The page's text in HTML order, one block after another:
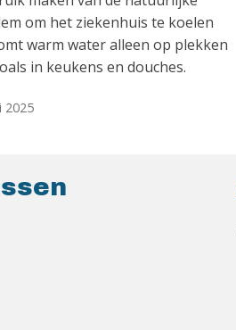
om het ziekenhuis te koelen
warm water alleen op plekken
in keukens en douches.
2025